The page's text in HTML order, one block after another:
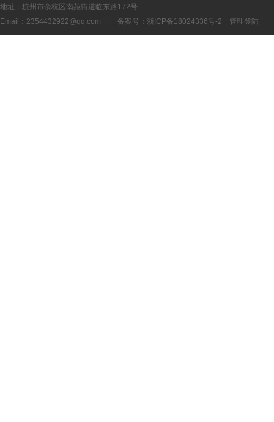
地址：杭州市余杭区南苑街道临东路172号
Email： 2354432922@qq.com | 备案号： 浙ICP备18024336号-2 管理登陆